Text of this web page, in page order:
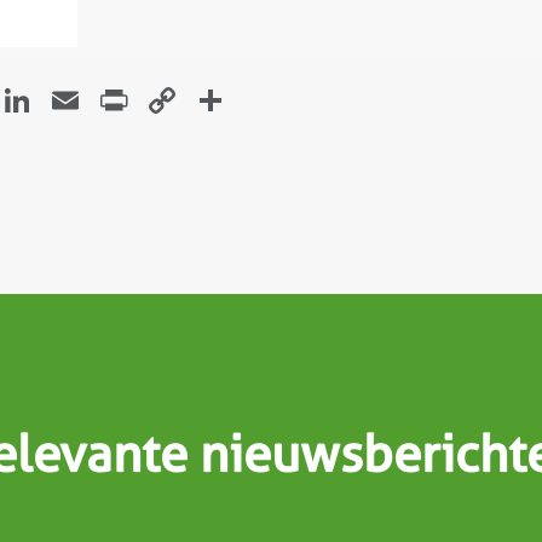
LinkedIn
EmailPrintCopy